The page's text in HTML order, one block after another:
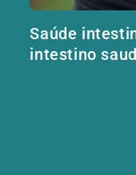
Saúde
intestino